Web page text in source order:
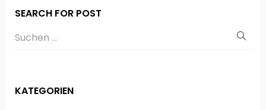
SEARCH FOR POST
KATEGORIEN